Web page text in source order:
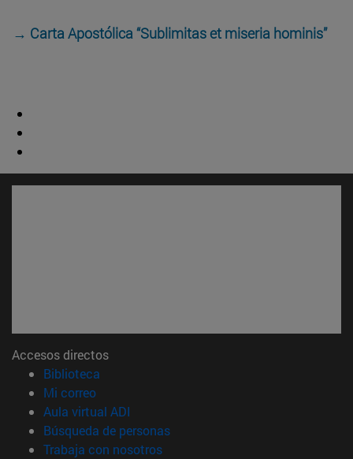
→ Carta Apostólica “Sublimitas et miseria hominis”
Accesos directos
Biblioteca
Mi correo(abre en nueva ventana)
Aula virtual ADI
Búsqueda de personas(abre en nueva ventana)
Trabaja con nosotros(abre en nueva ventana)